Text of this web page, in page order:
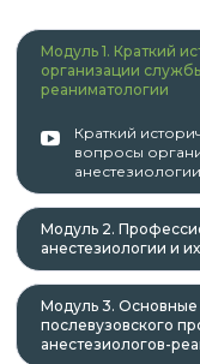
лица,
образование;
лица,
Данная
Модуль 1. Краткий
организации
реаниматологии
Краткий
вопросы
Модуль 2.
анестезиологии и
Модуль 3. Основные
послевузовского
анестезиологов-